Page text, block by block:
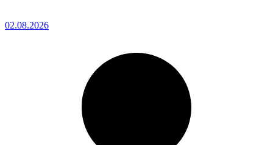
02.08.2026